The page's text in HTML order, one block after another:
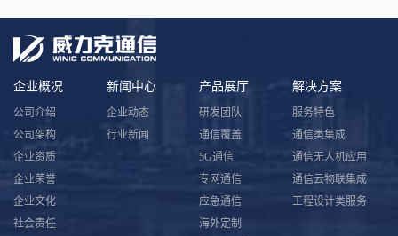
企业概况
公司介绍
公司架构
企业资质
企业荣誉
企业文化
社会责任
新闻中心
企业动态
行业新闻
产品展厅
研发团队
通信覆盖
5G通信
专网通信
应急通信
海外定制
解决方案
服务特色
通信类集成
通信无人机应用
通信云物联集成
工程设计类服务